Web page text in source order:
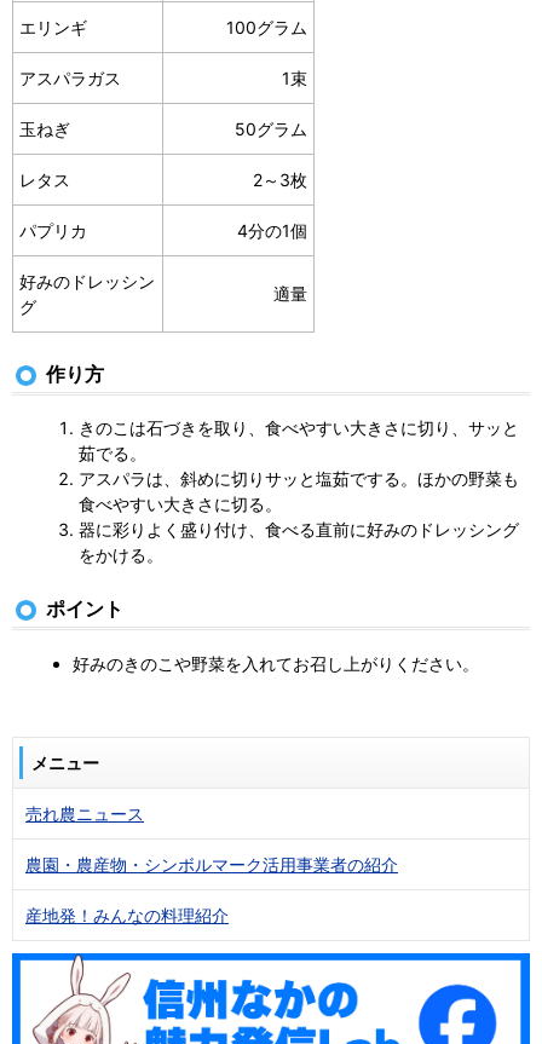
エリンギ 100グラム
アスパラガス 1束
玉ねぎ 50グラム
レタス 2～3枚
パプリカ 4分の1個
好みのドレッシン
グ
適量
作り方
きのこは石づきを取り、食べやすい大きさに切り、サッと
茹でる。
アスパラは、斜めに切りサッと塩茹でする。ほかの野菜も
食べやすい大きさに切る。
器に彩りよく盛り付け、食べる直前に好みのドレッシング
をかける。
ポイント
好みのきのこや野菜を入れてお召し上がりください。
メニュー
売れ農ニュース
農園・農産物・シンボルマーク活用事業者の紹介
産地発！みんなの料理紹介